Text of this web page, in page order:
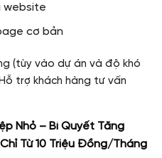
website
cơ bản
(tùy vào dự án và độ khó
trợ khách hàng tư vấn
Nhỏ – Bí Quyết Tăng
Từ 10 Triệu Đồng/Tháng